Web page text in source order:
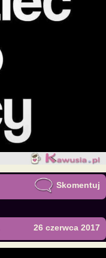
Skomentuj
26 czerwca 2017